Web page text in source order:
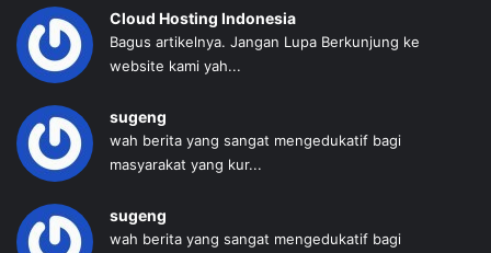
Cloud Hosting Indonesia
Bagus artikelnya. Jangan Lupa Berkunjung ke
website kami yah...
sugeng
wah berita yang sangat mengedukatif bagi
masyarakat yang kur...
sugeng
wah berita yang sangat mengedukatif bagi